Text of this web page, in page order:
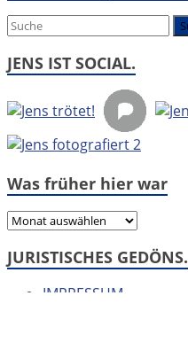
JENS IST SOCIAL.
Was früher hier war
Was
hier
JURISTISCHES GEDÖNS.
IMPRESSUM